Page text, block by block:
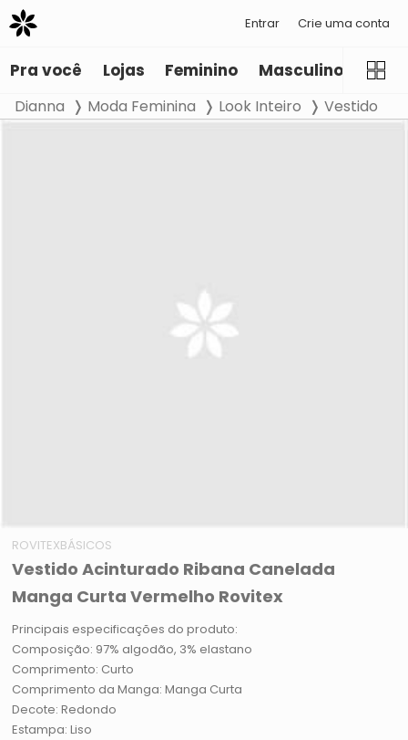
Entrar Crie uma conta
Pra você Lojas Feminino Masculino
Dianna Moda Feminina Look Inteiro Vestido
ROVITEXBÁSICOS
Vestido Acinturado Ribana Canelada
Manga Curta Vermelho Rovitex
Principais especificações do produto:
Composição: 97% algodão, 3% elastano
Comprimento: Curto
Comprimento da Manga: Manga Curta
Decote: Redondo
Estampa: Liso